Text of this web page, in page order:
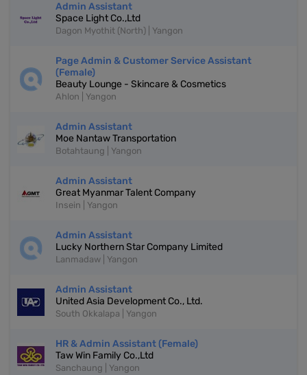
Admin Assistant
Space Light Co.,Ltd
Dagon Myothit (North) | Yangon
Page Admin & Customer Service Assistant
(Female)
Beauty Lounge - Skincare & Cosmetics
Ahlon | Yangon
Admin Assistant
Moe Nantaw Transportation
Botahtaung | Yangon
Admin Assistant
Great Myanmar Talent Company
Insein | Yangon
Admin Assistant
Lucky Northern Star Company Limited
Lanmadaw | Yangon
Admin Assistant
United Asia Development Co., Ltd.
South Okkalapa | Yangon
HR & Admin Assistant (Female)
Taw Win Family Co.,Ltd
Sanchaung | Yangon